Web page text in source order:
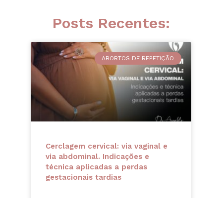
Posts Recentes:
ABORTOS DE REPETIÇÃO
Cerclagem cervical: via vaginal e
via abdominal. Indicações e
técnica aplicadas a perdas
gestacionais tardias